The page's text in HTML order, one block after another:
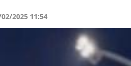
2025 11:54